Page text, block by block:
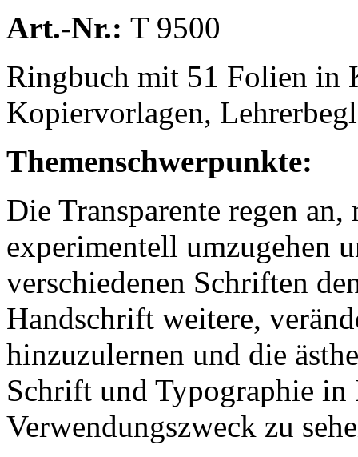
Art.-Nr.: T 9500
Ringbuch mit 51 Folien in
Kopiervorlagen,
Themenschwerpunkte:
Die Transparente regen
experimentell umzugehen
verschiedenen Schriften
Handschrift weitere,
hinzuzulernen und die
Schrift und Typographie
Verwendungszweck zu